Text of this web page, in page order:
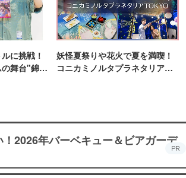
に挑戦！
舞台"錦糸
妖怪夏祭りや花火で夏を満喫！
コニカミノルタプラネタリア
2026年バーベキュー＆ビアガーデ
PR